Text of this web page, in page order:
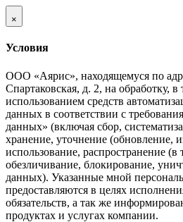
×
Условия
ООО «Аярис», находящемуся по
Спартаковская, д. 2, на обработку, в
использованием средств
данных в соответствии с
данных» (включая сбор,
хранение, уточнение (обновление,
использование, распространение (в
обезличивание, блокирование,
данных). Указанные мной
предоставляются в целях
обязательств, а так же
продуктах и услугах компании.